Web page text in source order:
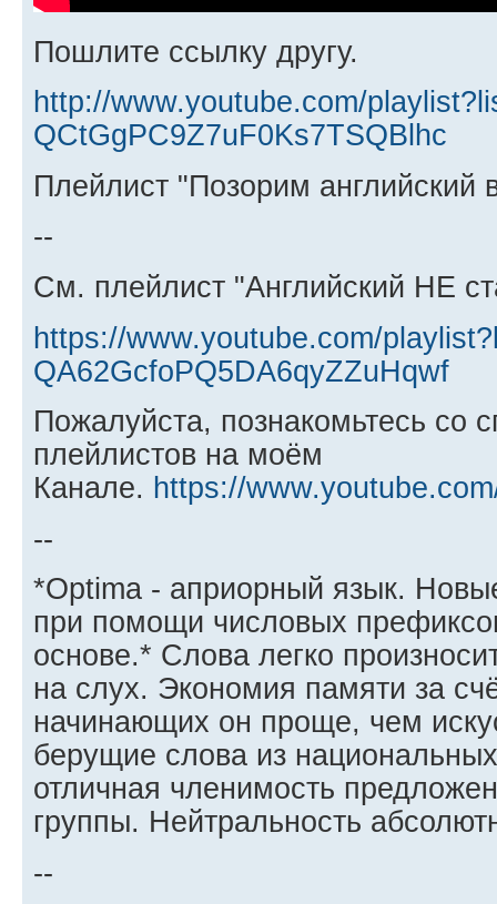
Пошлите ссылку другу.
http://www.youtube.com/
QCtGgPC9Z7uF0Ks7TSQBlhc
Плейлист "Позорим английский
--
См. плейлист "Английский НЕ
https://www.youtube.com/
QA62GcfoPQ5DA6qyZZuHqwf
Пожалуйста, познакомьтесь со
плейлистов на моём
Канале. https://
--
*Optima - aприорный язык.
при помощи числовых
основе.* Слова легко
на слух. Экономия памяти за
начинающих он проще, чем
берущие слова из
отличная членимость
группы. Нейтральность
--